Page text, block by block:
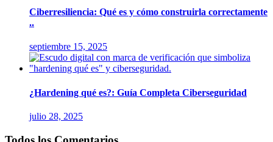
Ciberresiliencia: Qué es y cómo construirla correctamente
..
septiembre 15, 2025
¿Hardening qué es?: Guía Completa Ciberseguridad
julio 28, 2025